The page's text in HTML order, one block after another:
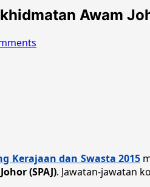
Awam
Kerajaan dan Swasta 2015
(SPAJ). Jawatan-jawatan